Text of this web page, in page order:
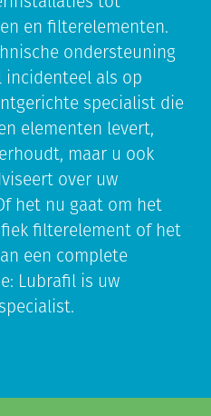
en filterelementen.
ondersteuning
incidenteel als op
specialist die
elementen levert,
maar u ook
over uw
het nu gaat om het
filterelement of het
een complete
Lubrafil is uw